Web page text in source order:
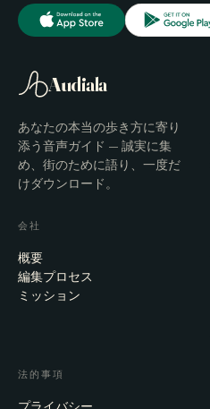
Audiala
あなたの本当の歩き方に寄り
添う音声ガイド — 誠実に集
め、街のために語り、一度だ
けダウンロード。
会社
概要
編集プロセス
ミッション
法的事項